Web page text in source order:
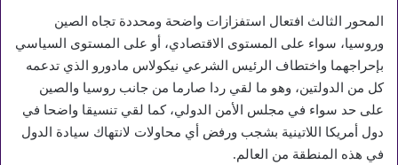
المحور الثالث افتعال استفزازات واضحة ومحددة تجاه الصين
وروسيا، سواء على المستوى الاقتصادي، أو على المستوى السياسي
بإحراجهما واختطاف الرئيس الشرعي نيكولاس مادورو الذي تدعمه
كل من الدولتين، وهو ما لقي ردا صارما من جانب روسيا والصين
على حد سواء في مجلس الأمن الدولي، كما لقي تنسيقا واضحا في
دول أمريكا اللاتينية بشجب ورفض أي محاولات لانتهاك سيادة الدول
في هذه المنطقة من العالم.